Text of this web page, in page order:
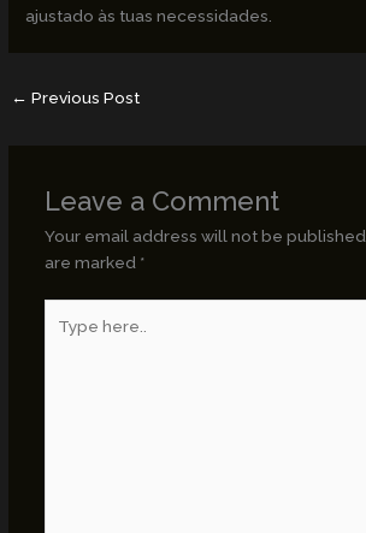
ajustado às tuas necessidades.
← Previous Post
Leave a Comment
Your email address will not be published.
are marked *
here..